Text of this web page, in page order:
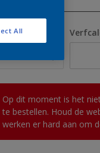
1 L
2,5 L
10 L
Op dit moment is het
te bestellen. Houd de
werken er hard aan om
All